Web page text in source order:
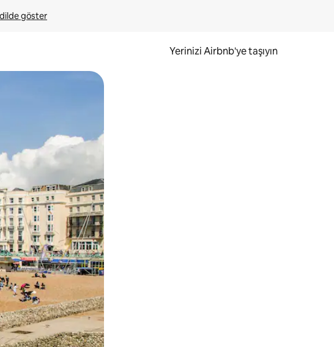
göster
Yerinizi Airbnb'ye taşıyın
keşfedin.